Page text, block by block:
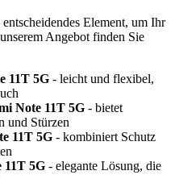
Element, um Ihr
Angebot finden Sie
11T 5G - leicht und flexibel,
Note 11T 5G - bietet
und Stürzen
11T 5G - kombiniert Schutz
11T 5G - elegante Lösung, die